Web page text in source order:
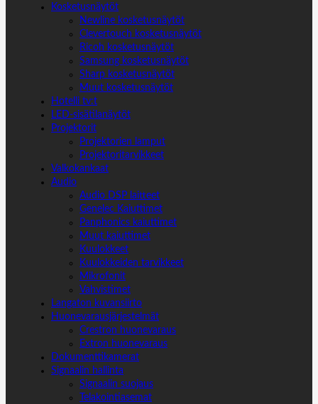
Kosketusnäytöt
Newline kosketusnäytöt
Clevertouch kosketusnäytöt
Ricoh kosketusnäytöt
Samsung kosketusnäytöt
Sharp kosketusnäytöt
Muut kosketusnäytöt
Hotelli tv:t
LED-sisätilanäytöt
Projektorit
Projektorien lamput
Projektoritarvikkeet
Valkokankaat
Audio
Audio DSP laitteet
Genelec Kaiuttimet
Panphonics kaiuttimet
Muut kaiuttimet
Kuulokkeet
Kuulokkeiden tarvikkeet
Mikrofonit
Vahvistimet
Langaton kuvansiirto
Huonevarausjärjestelmät
Crestron huonevaraus
Extron huonevaraus
Dokumenttikamerat
Signaalin hallinta
Signaalin suojaus
Telakointiasemat